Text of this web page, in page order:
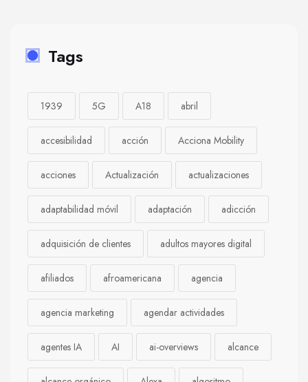
Tags
1939 5G A18 abril
accesibilidad acción Acciona Mobility
acciones Actualización actualizaciones
adaptabilidad móvil adaptación adicción
adquisición de clientes adultos mayores digital
afiliados afroamericana agencia
agencia marketing agendar actividades
agentes IA AI ai-overviews alcance